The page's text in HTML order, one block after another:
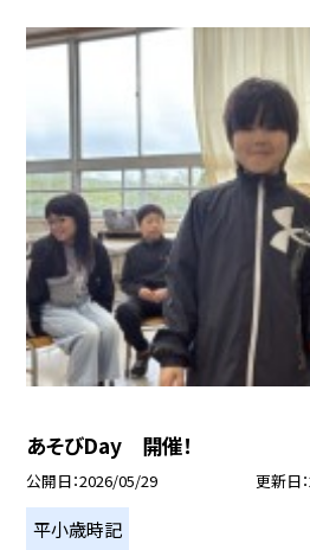
あそびDay 開催！
公開日 2026/05/29 更新日
平小歳時記